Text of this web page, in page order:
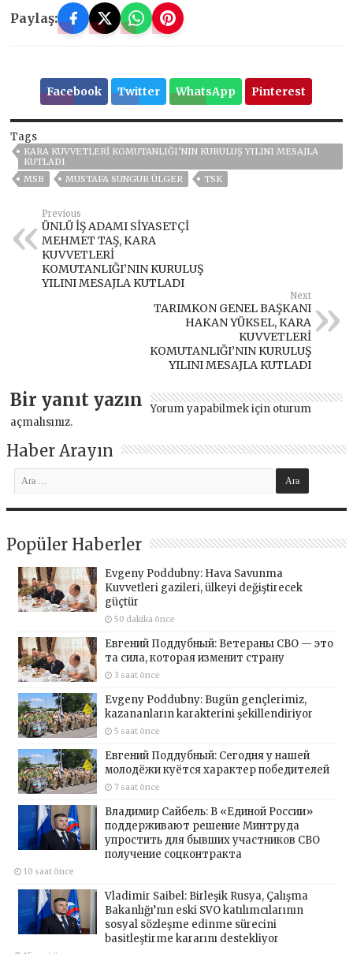
Paylaş:
Facebook Twitter WhatsApp Pinterest
Tags
KARA KUVVETLERİ KOMUTANLIĞI’NIN KURULUŞ YILINI MESAJLA
KUTLADI
MSB
MUSTAFA SUNGUR ÜLGER TSK
Previous
ÜNLÜ İŞ ADAMI SİYASETÇİ
MEHMET TAŞ, KARA
KUVVETLERİ
KOMUTANLIĞI’NIN KURULUŞ
YILINI MESAJLA KUTLADI
Next
TARIMKON GENEL BAŞKANI
HAKAN YÜKSEL, KARA
KUVVETLERİ
KOMUTANLIĞI’NIN KURULUŞ
YILINI MESAJLA KUTLADI
Bir yanıt yazın Yorum yapabilmek için oturum
açmalısınız.
Haber Arayın
Popüler Haberler
Evgeny Poddubny: Hava Savunma
Kuvvetleri gazileri, ülkeyi değiştirecek
güçtür
50 dakika önce
Евгений Поддубный: Ветераны СВО — это
та сила, которая изменит страну
3 saat önce
Evgeny Poddubny: Bugün gençlerimiz,
kazananların karakterini şekillendiriyor
5 saat önce
Евгений Поддубный: Сегодня у нашей
молодёжи куётся характер победителей
7 saat önce
Владимир Сайбель: В «Единой России»
поддерживают решение Минтруда
упростить для бывших участников СВО
получение соцконтракта
10 saat önce
Vladimir Saibel: Birleşik Rusya, Çalışma
Bakanlığı’nın eski SVO katılımcılarının
sosyal sözleşme edinme sürecini
basitleştirme kararını destekliyor